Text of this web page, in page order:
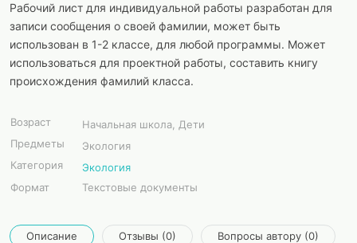
Рабочий лист для индивидуальной работы разработан для
записи сообщения о своей фамилии, может быть
использован в 1-2 классе, для любой программы. Может
использоваться для проектной работы, составить книгу
происхождения фамилий класса.
Возраст
Начальная школа, Дети
Предметы
Экология
Категория
Экология
Формат
Текстовые документы
Описание Отзывы (0) Вопросы автору (0)